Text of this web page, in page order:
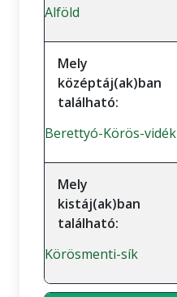
Alföld
Mely
középtáj(ak)ban
található:
Berettyó-Körös-vidék
Mely
kistáj(ak)ban
található:
Körösmenti-sík